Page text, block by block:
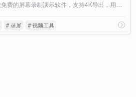
# 录屏 # 视频工具